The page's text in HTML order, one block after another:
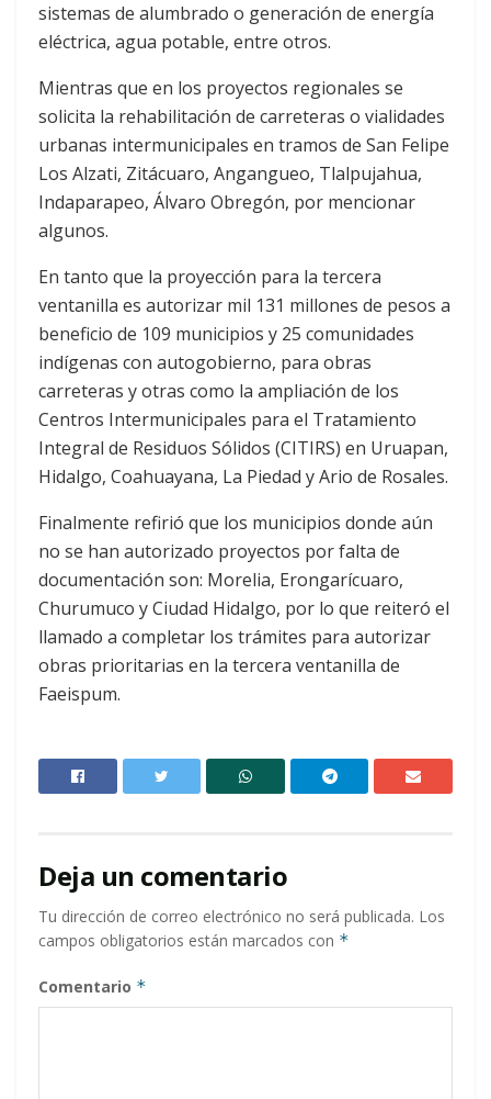
sistemas de alumbrado o generación de energía
eléctrica, agua potable, entre otros.
Mientras que en los proyectos regionales se
solicita la rehabilitación de carreteras o vialidades
urbanas intermunicipales en tramos de San Felipe
Los Alzati, Zitácuaro, Angangueo, Tlalpujahua,
Indaparapeo, Álvaro Obregón, por mencionar
algunos.
En tanto que la proyección para la tercera
ventanilla es autorizar mil 131 millones de pesos a
beneficio de 109 municipios y 25 comunidades
indígenas con autogobierno, para obras
carreteras y otras como la ampliación de los
Centros Intermunicipales para el Tratamiento
Integral de Residuos Sólidos (CITIRS) en Uruapan,
Hidalgo, Coahuayana, La Piedad y Ario de Rosales.
Finalmente refirió que los municipios donde aún
no se han autorizado proyectos por falta de
documentación son: Morelia, Erongarícuaro,
Churumuco y Ciudad Hidalgo, por lo que reiteró el
llamado a completar los trámites para autorizar
obras prioritarias en la tercera ventanilla de
Faeispum.
Deja un comentario
Tu dirección de correo electrónico no será publicada. Los
campos obligatorios están marcados con *
Comentario *